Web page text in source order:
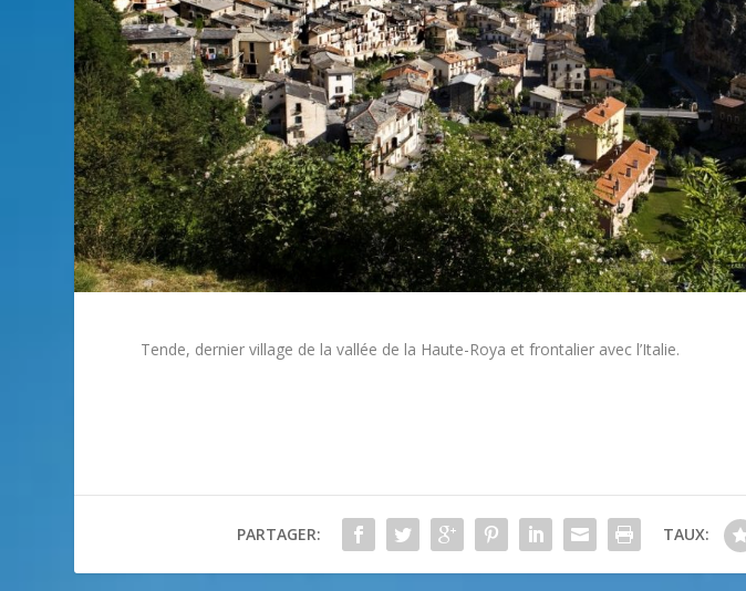
Tende, dernier village de la vallée de la Haute-Roya et frontalier avec l’Italie.
PARTAGER: TAUX: